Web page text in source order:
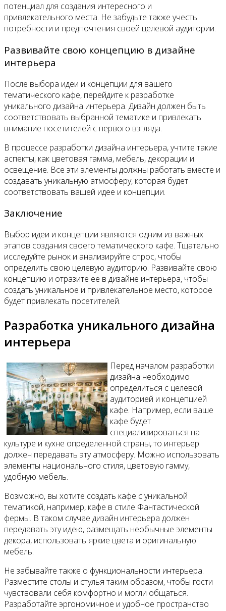
потенциал для создания интересного и
привлекательного места. Не забудьте также учесть
потребности и предпочтения своей целевой аудитории.
Развивайте свою концепцию в дизайне
интерьера
После выбора идеи и концепции для вашего
тематического кафе, перейдите к разработке
уникального дизайна интерьера. Дизайн должен быть
соответствовать выбранной тематике и привлекать
внимание посетителей с первого взгляда.
В процессе разработки дизайна интерьера, учтите такие
аспекты, как цветовая гамма, мебель, декорации и
освещение. Все эти элементы должны работать вместе и
создавать уникальную атмосферу, которая будет
соответствовать вашей идее и концепции.
Заключение
Выбор идеи и концепции являются одним из важных
этапов создания своего тематического кафе. Тщательно
исследуйте рынок и анализируйте спрос, чтобы
определить свою целевую аудиторию. Развивайте свою
концепцию и отразите ее в дизайне интерьера, чтобы
создать уникальное и привлекательное место, которое
будет привлекать посетителей.
Разработка уникального дизайна
интерьера
Перед началом разработки
дизайна необходимо
определиться с целевой
аудиторией и концепцией
кафе. Например, если ваше
кафе будет
специализироваться на
культуре и кухне определенной страны, то интерьер
должен передавать эту атмосферу. Можно использовать
элементы национального стиля, цветовую гамму,
удобную мебель.
Возможно, вы хотите создать кафе с уникальной
тематикой, например, кафе в стиле Фантастической
фермы. В таком случае дизайн интерьера должен
передавать эту идею, размещать необычные элементы
декора, использовать яркие цвета и оригинальную
мебель.
Не забывайте также о функциональности интерьера.
Разместите столы и стулья таким образом, чтобы гости
чувствовали себя комфортно и могли общаться.
Разработайте эргономичное и удобное пространство